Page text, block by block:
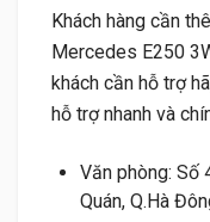
Khách hàng cần
Mercedes E250
khách cần hỗ trợ
hỗ trợ nhanh và
Văn phòng: Số
Quán, Q.Hà